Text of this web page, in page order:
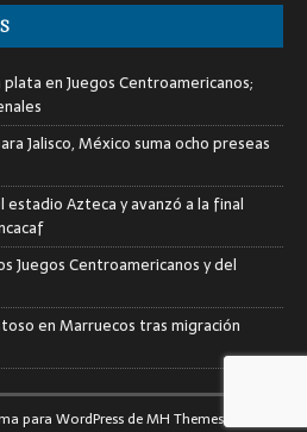
en Juegos Centroamericanos;
Jalisco, México suma ocho preseas
estadio Azteca y avanzó a la final
Juegos Centroamericanos y del
en Marruecos tras migración
para WordPress deMH Themes